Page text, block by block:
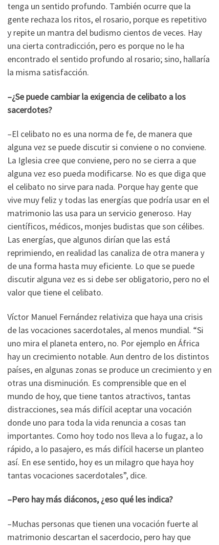
tenga un sentido profundo. También ocurre que la
gente rechaza los ritos, el rosario, porque es repetitivo
y repite un mantra del budismo cientos de veces. Hay
una cierta contradicción, pero es porque no le ha
encontrado el sentido profundo al rosario; sino, hallaría
la misma satisfacción.
–¿Se puede cambiar la exigencia de celibato a los
sacerdotes?
–El celibato no es una norma de fe, de manera que
alguna vez se puede discutir si conviene o no conviene.
La Iglesia cree que conviene, pero no se cierra a que
alguna vez eso pueda modificarse. No es que diga que
el celibato no sirve para nada. Porque hay gente que
vive muy feliz y todas las energías que podría usar en el
matrimonio las usa para un servicio generoso. Hay
científicos, médicos, monjes budistas que son célibes.
Las energías, que algunos dirían que las está
reprimiendo, en realidad las canaliza de otra manera y
de una forma hasta muy eficiente. Lo que se puede
discutir alguna vez es si debe ser obligatorio, pero no el
valor que tiene el celibato.
Víctor Manuel Fernández relativiza que haya una crisis
de las vocaciones sacerdotales, al menos mundial. “Si
uno mira el planeta entero, no. Por ejemplo en África
hay un crecimiento notable. Aun dentro de los distintos
países, en algunas zonas se produce un crecimiento y en
otras una disminución. Es comprensible que en el
mundo de hoy, que tiene tantos atractivos, tantas
distracciones, sea más difícil aceptar una vocación
donde uno para toda la vida renuncia a cosas tan
importantes. Como hoy todo nos lleva a lo fugaz, a lo
rápido, a lo pasajero, es más difícil hacerse un planteo
así. En ese sentido, hoy es un milagro que haya hoy
tantas vocaciones sacerdotales”, dice.
–Pero hay más diáconos, ¿eso qué les indica?
–Muchas personas que tienen una vocación fuerte al
matrimonio descartan el sacerdocio, pero hay que